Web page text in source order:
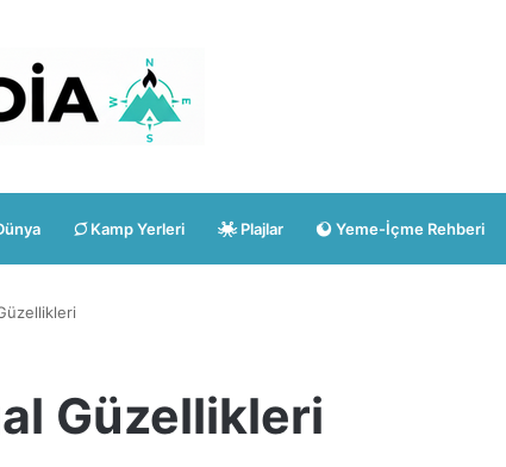
Kamp Yerleri Plajlar Yeme-İçme Rehberi
Güzellikleri